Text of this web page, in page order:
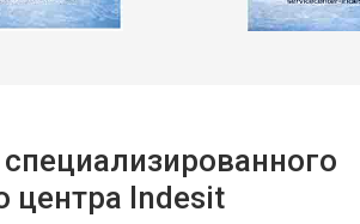
центра Indesit